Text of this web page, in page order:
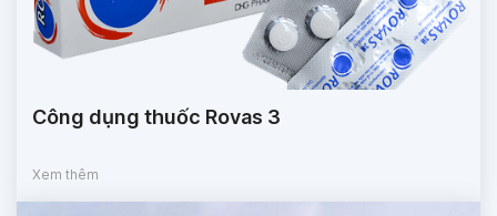
Công dụng thuốc Rovas 3
Xem thêm